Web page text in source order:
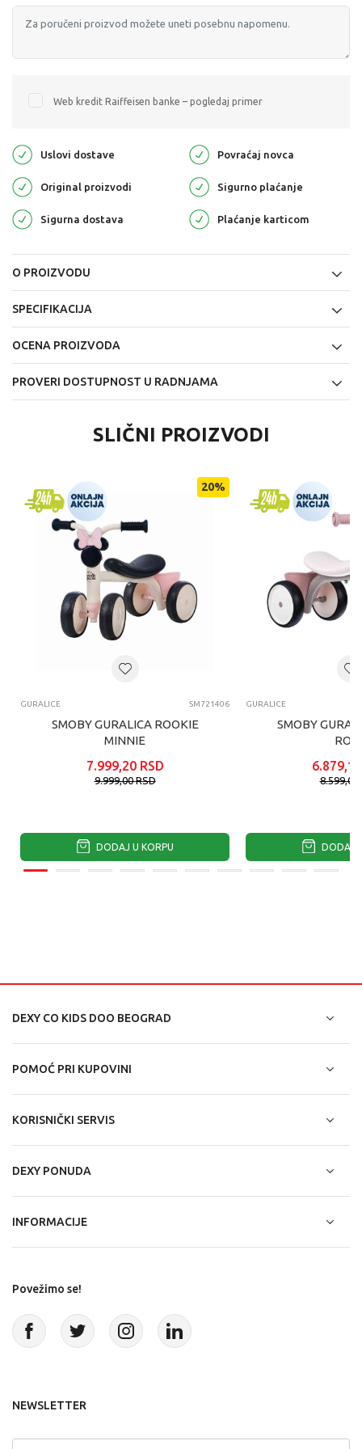
Web kredit Raiffeisen banke – pogledaj primer
Uslovi dostave Povraćaj novca
Original proizvodi Sigurno plaćanje
Sigurna dostava Plaćanje karticom
O PROIZVODU
SPECIFIKACIJA
OCENA PROIZVODA
PROVERI DOSTUPNOST U RADNJAMA
SLIČNI PROIZVODI
20%
GURALICE SM721406
SMOBY GURALICA ROOKIE
MINNIE
7.999,20 RSD
9.999,00RSD
DODAJ U KORPU
GURALICE
SMOBY
6.879,19
8.599,00
DODAJ
DEXY CO KIDS DOO BEOGRAD
POMOĆ PRI KUPOVINI
KORISNIČKI SERVIS
DEXY PONUDA
INFORMACIJE
Povežimo se!
NEWSLETTER